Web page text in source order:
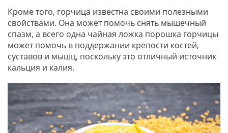
Кроме того, горчица известна своими полезными
свойствами. Она может помочь снять мышечный
спазм, а всего одна чайная ложка порошка горчицы
может помочь в поддержании крепости костей,
суставов и мышц, поскольку это отличный источник
кальция и калия.